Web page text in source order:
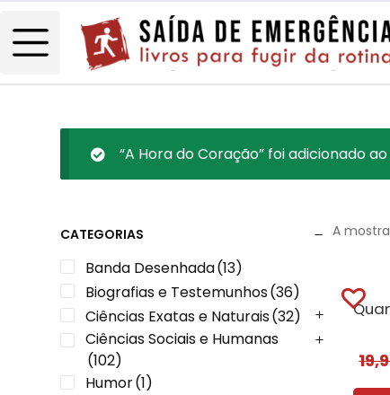
“A Hora do Coração” foi adicionado
CATEGORIAS
Banda Desenhada(13)
Biografias e Testemunhos(36)
Ciências Exatas e Naturais(32)
Ciências Sociais e Humanas
(102)
Humor(1)
A